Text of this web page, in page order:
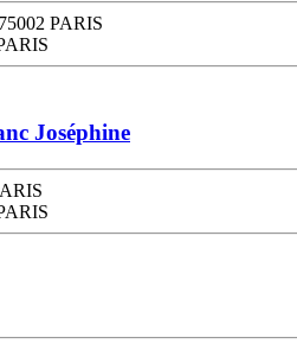
PARIS
Joséphine